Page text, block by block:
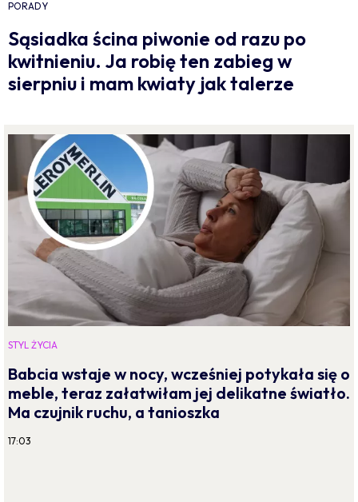
PORADY
Sąsiadka ścina piwonie od razu po
kwitnieniu. Ja robię ten zabieg w
sierpniu i mam kwiaty jak talerze
STYL ŻYCIA
Babcia wstaje w nocy, wcześniej potykała się o
meble, teraz załatwiłam jej delikatne światło.
Ma czujnik ruchu, a tanioszka
17:03